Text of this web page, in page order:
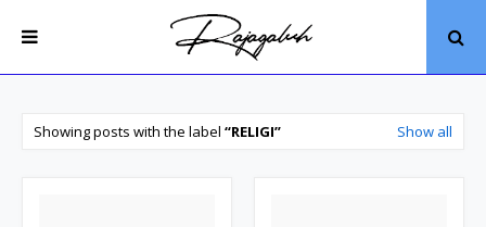
Showing posts with the label RELIGI Show all